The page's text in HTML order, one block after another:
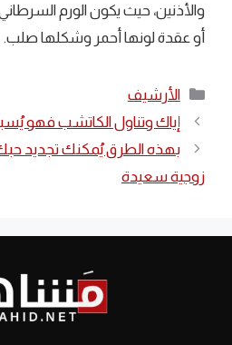
والأذنين، حيث يكون الورم
أو عقدة لونها أحمر وشكلها صلب.
التصنيفات
الأرشيف
إياك وتناول الكاتشب فهو
بهذه الطرق يُمكنك تجديد
زوجية سعيدة